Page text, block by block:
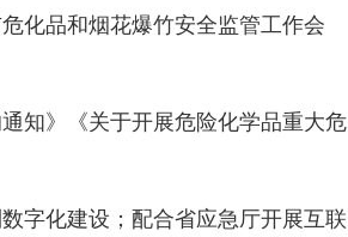
化品和烟花爆竹安全监管工作会
知》《关于开展危险化学品重大危
字化建设；配合省应急厅开展互联